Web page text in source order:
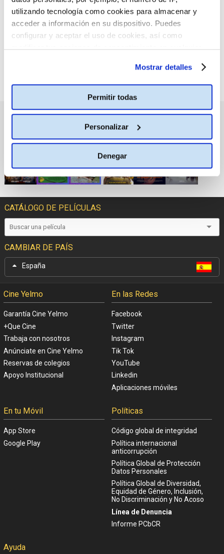
utilizando tecnología como cookies para almacenar y
acceder a información en su dispositivo. Puedes
configurar y aceptar el uso de cookies, así como
modificar tus opciones de consentimiento en cualquier
Mostrar detalles
Permitir todas
Personalizar
Denegar
criterio de búsqueda
seleccionado.
CATÁLOGO DE PELÍCULAS
CAMBIAR DE PAÍS
España
Cine Yelmo
Garantía Cine Yelmo
+Que Cine
Trabaja con nosotros
Anúnciate en Cine Yelmo
Reservas de colegios
Apoyo Institucional
En las Redes
Facebook
Twitter
Instagram
Tik Tok
YouTube
Linkedin
Aplicaciones móviles
En tu Móvil
App Store
Google Play
Políticas
Código global de integridad
Política internacional
anticorrupción
Política Global de Protección
Datos Personales
Política Global de Diversidad,
Equidad de Género, Inclusión,
No Discriminación y No Acoso
Línea de Denuncia
Informe PCbCR
Ayuda